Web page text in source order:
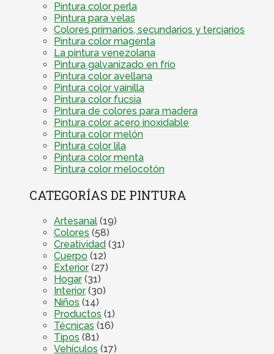
Pintura color perla
Pintura para velas
Colores primarios, secundarios y terciarios
Pintura color magenta
La pintura venezolana
Pintura galvanizado en frío
Pintura color avellana
Pintura color vainilla
Pintura color fucsia
Pintura de colores para madera
Pintura color acero inoxidable
Pintura color melón
Pintura color lila
Pintura color menta
Pintura color melocotón
CATEGORÍAS DE PINTURA
Artesanal (19)
Colores (58)
Creatividad (31)
Cuerpo (12)
Exterior(27)
Hogar(31)
Interior(30)
Niños (14)
Productos (1)
Técnicas (16)
Tipos (81)
Vehículos (17)